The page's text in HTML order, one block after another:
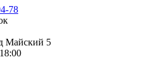
78
Майский 5